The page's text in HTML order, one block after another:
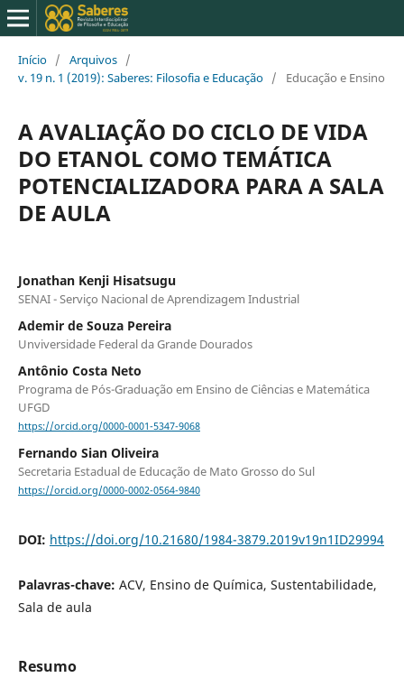
Início / Arquivos /
v. 19 n. 1 (2019): Saberes: Filosofia e Educação / Educação e Ensino
A AVALIAÇÃO DO CICLO DE VIDA
DO ETANOL COMO TEMÁTICA
POTENCIALIZADORA PARA A SALA
DE AULA
Jonathan Kenji Hisatsugu
SENAI - Serviço Nacional de Aprendizagem Industrial
Ademir de Souza Pereira
Unviversidade Federal da Grande Dourados
Antônio Costa Neto
Programa de Pós-Graduação em Ensino de Ciências e Matemática
UFGD
https://orcid.org/0000-0001-5347-9068
Fernando Sian Oliveira
Secretaria Estadual de Educação de Mato Grosso do Sul
https://orcid.org/0000-0002-0564-9840
DOI: https://doi.org/10.21680/1984-3879.2019v19n1ID29994
Palavras-chave: ACV, Ensino de Química, Sustentabilidade,
Sala de aula
Resumo